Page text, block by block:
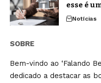
esse é
Notícias
SOBRE
Bem-vindo ao ‘Falando
dedicado a destacar as